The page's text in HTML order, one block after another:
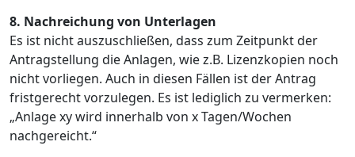
8. Nachreichung von Unterlagen
Es ist nicht auszuschließen, dass zum Zeitpunkt der
Antragstellung die Anlagen, wie z.B. Lizenzkopien noch
nicht vorliegen. Auch in diesen Fällen ist der Antrag
fristgerecht vorzulegen. Es ist lediglich zu vermerken:
„Anlage xy wird innerhalb von x Tagen/Wochen
nachgereicht.“